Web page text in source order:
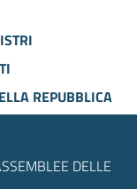
REPUBBLICA
DELLE